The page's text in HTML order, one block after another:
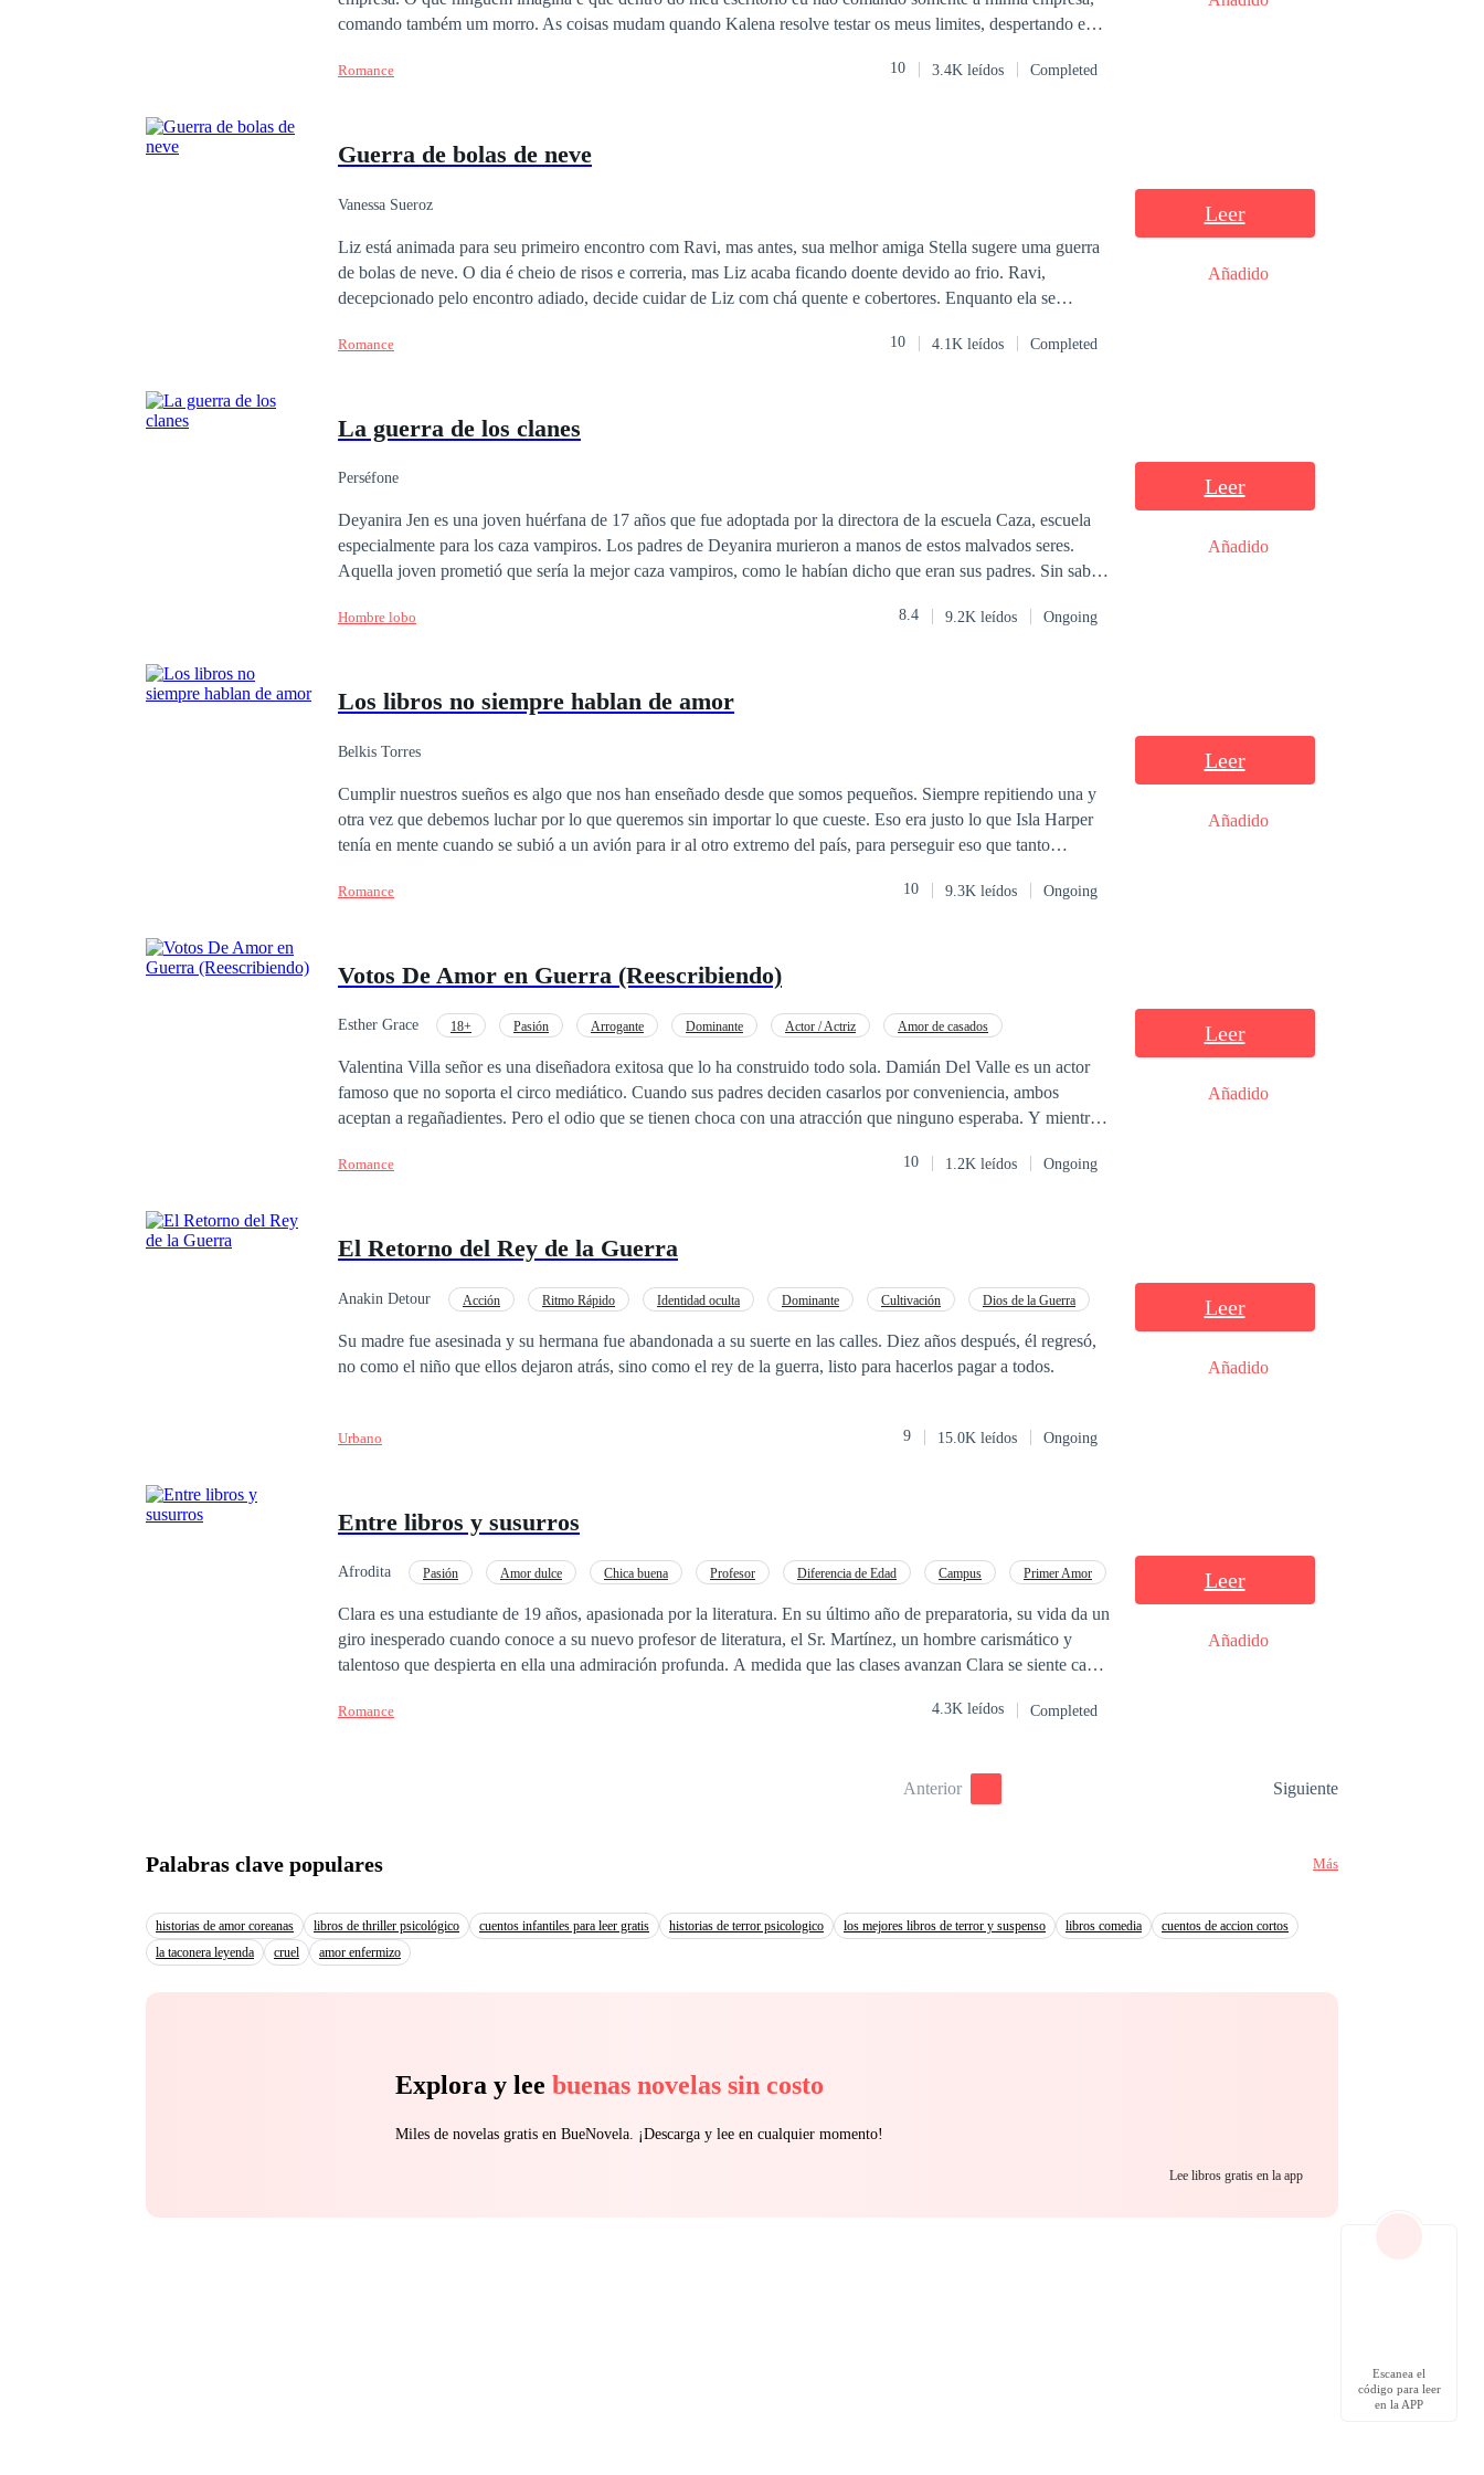
encarnizadamente por decidir quién será su próximo líder. Los tratos secretos y las estrategias silenciosas han
sido reemplazados por una campaña muy pública y agresiva por la dominación interna de su partido." "Los
programa de entrevistas, cada feed de redes sociales está zumbando con un solo tema: García contra Smith. La
incertidumbre...
comando também um morro. As coisas mudam quando Kalena resolve testar os meus limites, despertando em
Romance 10 3.4K leídos Completed
Guerra de bolas de neve
Vanessa Sueroz
Liz está animada para seu primeiro encontro com Ravi, mas antes, sua melhor amiga Stella sugere uma guerra
de bolas de neve. O dia é cheio de risos e correria, mas Liz acaba ficando doente devido ao frio. Ravi,
decepcionado pelo encontro adiado, decide cuidar de Liz com chá quente e cobertores. Enquanto ela se
Cada gesto carinhoso de Ravi mostra seu lado atencioso, e a doença de Liz se transforma em uma
Romance 10 4.1K leídos Completed
Leer
Añadido
La guerra de los clanes
Perséfone
Deyanira Jen es una joven huérfana de 17 años que fue adoptada por la directora de la escuela Caza, escuela
especialmente para los caza vampiros. Los padres de Deyanira murieron a manos de estos malvados seres.
Aquella joven prometió que sería la mejor caza vampiros, como le habían dicho que eran sus padres. Sin saber
Hombre lobo 8.4 9.2K leídos Ongoing
Leer
Añadido
Los libros no siempre hablan de amor
Belkis Torres
Cumplir nuestros sueños es algo que nos han enseñado desde que somos pequeños. Siempre repitiendo una y
otra vez que debemos luchar por lo que queremos sin importar lo que cueste. Eso era justo lo que Isla Harper
tenía en mente cuando se subió a un avión para ir al otro extremo del país, para perseguir eso que tanto
vendrían muchas cosas más, nuevas amistades, nuevos gustos, pero sobre todo, algo sobre lo que solamente
Romance 10 9.3K leídos Ongoing
Leer
Añadido
Votos De Amor en Guerra (Reescribiendo)
Esther Grace 18+ Pasión Arrogante Dominante Actor / Actriz
Amor de casados
Valentina Villa señor es una diseñadora exitosa que lo ha construido todo sola. Damián Del Valle es un actor
famoso que no soporta el circo mediático. Cuando sus padres deciden casarlos por conveniencia, ambos
aceptan a regañadientes. Pero el odio que se tienen choca con una atracción que ninguno esperaba. Y mientras
que imaginan. ¿Qué pasa cuando la persona que más odias... es la única que puede hacerte sentir vivo?
Romance 10 1.2K leídos Ongoing
Leer
Añadido
El Retorno del Rey de la Guerra
Anakin Detour Acción Ritmo Rápido Identidad oculta Dominante Cultivación
Dios de la Guerra
Su madre fue asesinada y su hermana fue abandonada a su suerte en las calles. Diez años después, él regresó,
no como el niño que ellos dejaron atrás, sino como el rey de la guerra, listo para hacerlos pagar a todos.
Urbano 9 15.0K leídos Ongoing
Leer
Añadido
Entre libros y susurros
Afrodita Pasión Amor dulce Chica buena Profesor Diferencia de Edad Campus Primer Amor
Clara es una estudiante de 19 años, apasionada por la literatura. En su último año de preparatoria, su vida da un
giro inesperado cuando conoce a su nuevo profesor de literatura, el Sr. Martínez, un hombre carismático y
talentoso que despierta en ella una admiración profunda. A medida que las clases avanzan Clara se siente cada
Romance 4.3K leídos Completed
Leer
Añadido
Anterior Siguiente
Palabras clave populares Más
historias de amor coreanas libros de thriller psicológico cuentos infantiles para leer gratis historias de terror psicologico los mejores libros de terror y suspenso libros comedia
cuentos de accion cortos
la taconera leyenda
cruel amor enfermizo
Explora y lee buenas novelas sin costo
Miles de novelas gratis en BueNovela. ¡Descarga y lee en cualquier momento!
Lee libros gratis en la app
Escanea el
código para leer
en la APP